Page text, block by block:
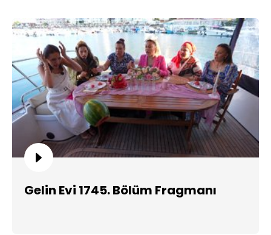
Gelin Evi 1745. Bölüm Fragmanı